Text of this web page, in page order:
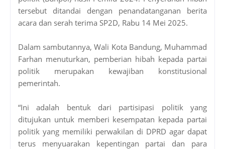
tersebut ditandai dengan penandatanganan berita
acara dan serah terima SP2D, Rabu 14 Mei 2025.
Dalam sambutannya, Wali Kota Bandung, Muhammad
Farhan menuturkan, pemberian hibah kepada partai
politik merupakan kewajiban konstitusional
pemerintah.
“Ini adalah bentuk dari partisipasi politik yang
ditujukan untuk memberi kesempatan kepada partai
politik yang memiliki perwakilan di DPRD agar dapat
terus menyuarakan kepentingan partai dan para